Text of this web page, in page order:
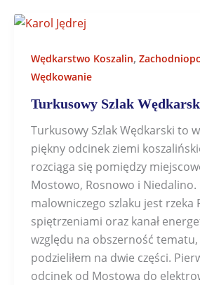
Wędkarstwo Koszalin,
Wędkowanie
Turkusowy Szlak
Turkusowy Szlak Wędkarski to
piękny odcinek ziemi
rozciąga się pomiędzy
Mostowo, Rosnowo i Niedalino.
malowniczego szlaku jest rzeka
spiętrzeniami oraz kanał
względu na obszerność
podzieliłem na dwie części.
odcinek od Mostowa do